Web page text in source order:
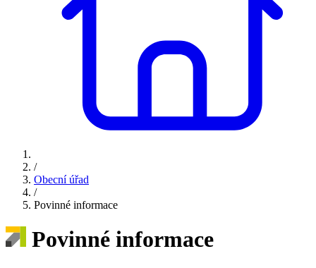
/
Obecní úřad
/
Povinné informace
Povinné informace